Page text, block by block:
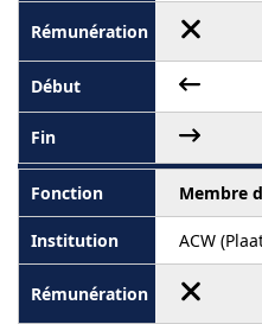
Membre
ACW